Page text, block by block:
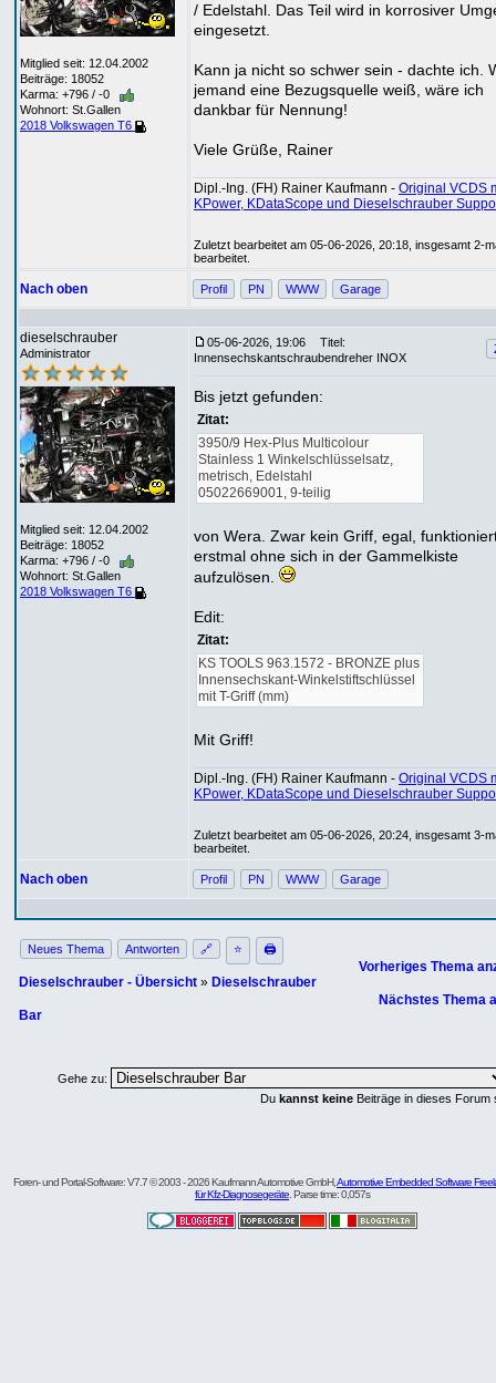
Mitglied seit: 12.04.2002
Beiträge: 18052
Karma: +796 / -0
Wohnort: St.Gallen
2018 Volkswagen T6
/ Edelstahl. Das Teil wird in korrosiver
eingesetzt.
Kann ja nicht so schwer sein - dachte ich.
jemand eine Bezugsquelle weiß, wäre ich
dankbar für Nennung!
Viele Grüße, Rainer
Dipl.-Ing. (FH) Rainer Kaufmann - Original VCDS
KPower, KDataScope und Dieselschrauber
Zuletzt bearbeitet am 05-06-2026, 20:18, insgesamt 2-
bearbeitet.
Nach oben Profil PN WWW Garage
dieselschrauber
Administrator
Mitglied seit: 12.04.2002
Beiträge: 18052
Karma: +796 / -0
Wohnort: St.Gallen
2018 Volkswagen T6
05-06-2026, 19:06
Titel:
Innensechskantschraubendreher INOX
Bis jetzt gefunden:
Zitat:
3950/9 Hex-Plus Multicolour
Stainless 1 Winkelschlüsselsatz,
metrisch, Edelstahl
05022669001, 9-teilig
von Wera. Zwar kein Griff, egal,
erstmal ohne sich in der Gammelkiste
aufzulösen.
Edit:
Zitat:
KS TOOLS 963.1572 - BRONZE plus
Innensechskant-Winkelstiftschlüssel
mit T-Griff (mm)
Mit Griff!
Dipl.-Ing. (FH) Rainer Kaufmann - Original VCDS
KPower, KDataScope und Dieselschrauber
Zuletzt bearbeitet am 05-06-2026, 20:24, insgesamt 3-
bearbeitet.
Nach oben Profil PN WWW Garage
Neues Thema Antworten 🔗 ⭐ 🖨
Dieselschrauber - Übersicht » Dieselschrauber
Bar
Vorheriges Thema
Nächstes Thema
Gehe zu:
Du kannst keine Beiträge in dieses Forum
Foren- und Portal-Software: V7.7 © 2003 - 2026 Kaufmann Automotive GmbH,Automotive Embedded Software
für Kfz-Diagnosegeräte . Parse time: 0,057s